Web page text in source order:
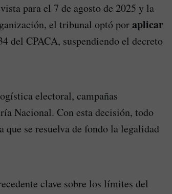
para el 7 de agosto de 2025 y la
el tribunal optó poraplicar
del CPACA, suspendiendo el decreto
electoral, campañas
Nacional. Con esta decisión, todo
se resuelva de fondo la legalidad
clave sobre los límites del